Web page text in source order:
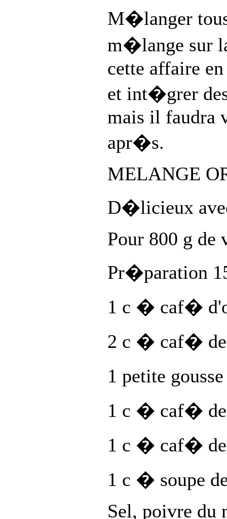
M�langer
m�lange sur
cette affaire
et int�grer
mais il faudra
apr�s.
MELANGE
D�licieux
Pour 800 g de
Pr�paration
1 c � caf�
2 c � caf� de
1 petite
1 c � caf� de
1 c � caf� de
1 c � soupe
Sel, poivre du